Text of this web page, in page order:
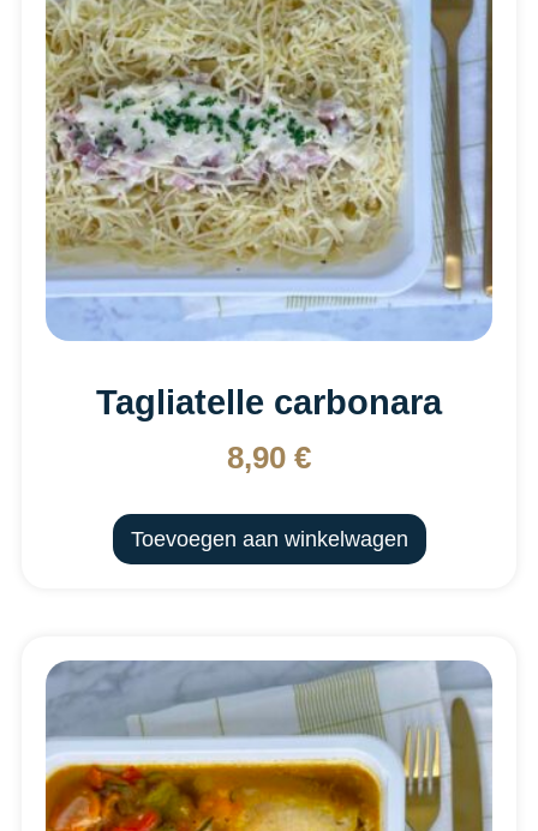
Tagliatelle carbonara
8,90 €
Toevoegen aan winkelwagen